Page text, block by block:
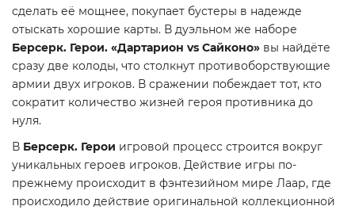
сделать её мощнее, покупает бустеры в надежде
отыскать хорошие карты. В дуэльном же наборе
Берсерк. Герои. «Дартарион vs Сайконо» вы найдёте
сразу две колоды, что столкнут противоборствующие
армии двух игроков. В сражении побеждает тот, кто
сократит количество жизней героя противника до
нуля.
В Берсерк. Герои игровой процесс строится вокруг
уникальных героев игроков. Действие игры по-
прежнему происходит в фэнтезийном мире Лаар, где
происходило действие оригинальной коллекционной